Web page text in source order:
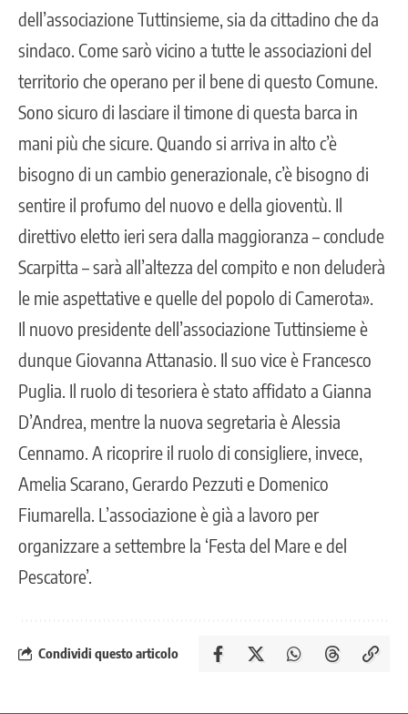
dell’associazione Tuttinsieme, sia da cittadino che da
sindaco. Come sarò vicino a tutte le associazioni del
territorio che operano per il bene di questo Comune.
Sono sicuro di lasciare il timone di questa barca in
mani più che sicure. Quando si arriva in alto c’è
bisogno di un cambio generazionale, c’è bisogno di
sentire il profumo del nuovo e della gioventù. Il
direttivo eletto ieri sera dalla maggioranza – conclude
Scarpitta – sarà all’altezza del compito e non deluderà
le mie aspettative e quelle del popolo di Camerota».
Il nuovo presidente dell’associazione Tuttinsieme è
dunque Giovanna Attanasio. Il suo vice è Francesco
Puglia. Il ruolo di tesoriera è stato affidato a Gianna
D’Andrea, mentre la nuova segretaria è Alessia
Cennamo. A ricoprire il ruolo di consigliere, invece,
Amelia Scarano, Gerardo Pezzuti e Domenico
Fiumarella. L’associazione è già a lavoro per
organizzare a settembre la ‘Festa del Mare e del
Pescatore’.
Condividi questo articolo